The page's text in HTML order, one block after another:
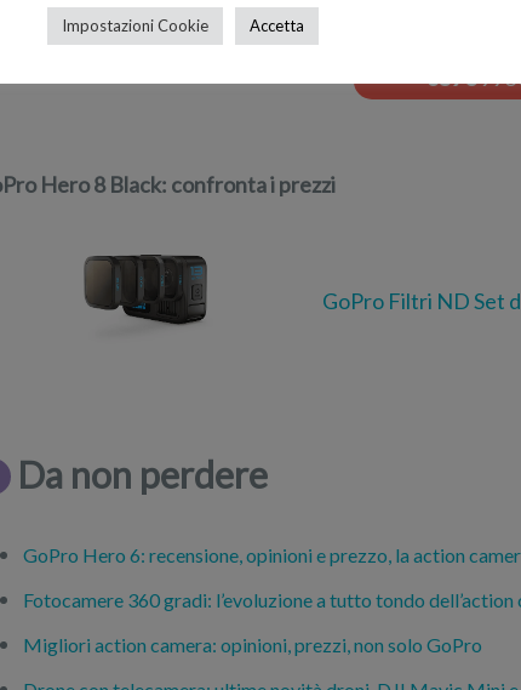
659€
Hero 8 Black: confronta i prezzi
GoPro Filtri ND Set
Da non perdere
GoPro Hero 6: recensione, opinioni e prezzo, la action
Fotocamere 360 gradi: l’evoluzione a tutto tondo dell’action
Migliori action camera: opinioni, prezzi, non solo GoPro
Impostazioni Cookie Accetta